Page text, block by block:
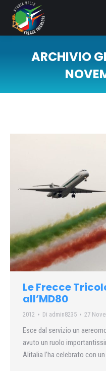
ARCHIVIO
Le Frecce
all’MD80
2012 Di admin8235 27
Esce dal servizio un
avuto un ruolo
Alitalia l’ha celebrato con